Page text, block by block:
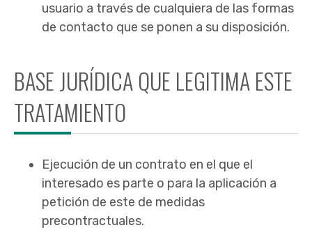
usuario a través de cualquiera de las formas
de contacto que se ponen a su disposición.
BASE JURÍDICA QUE LEGITIMA ESTE
TRATAMIENTO
Ejecución de un contrato en el que el
interesado es parte o para la aplicación a
petición de este de medidas
precontractuales.